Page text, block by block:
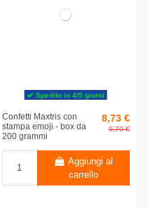
Spedito in 4/5 giorni
Confetti Maxtris con
stampa emoji - box da
200 grammi
8,73 €
9,70 €
Aggiungi al
carrello